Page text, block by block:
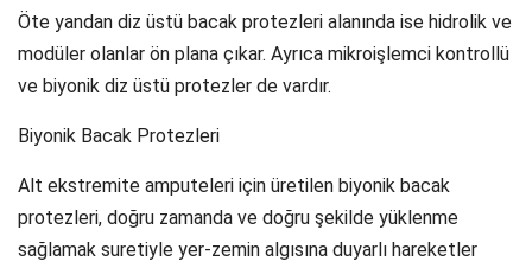
Öte yandan diz üstü bacak protezleri alanında ise hidrolik ve
modüler olanlar ön plana çıkar. Ayrıca mikroişlemci kontrollü
ve biyonik diz üstü protezler de vardır.
Biyonik Bacak Protezleri
Alt ekstremite amputeleri için üretilen biyonik bacak
protezleri, doğru zamanda ve doğru şekilde yüklenme
sağlamak suretiyle yer-zemin algısına duyarlı hareketler